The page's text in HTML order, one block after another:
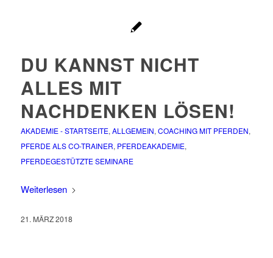
DU KANNST NICHT
ALLES MIT
NACHDENKEN LÖSEN!
AKADEMIE - STARTSEITE, ALLGEMEIN, COACHING MIT PFERDEN,
PFERDE ALS CO-TRAINER, PFERDEAKADEMIE,
PFERDEGESTÜTZTE SEMINARE
Weiterlesen
21. MÄRZ 2018